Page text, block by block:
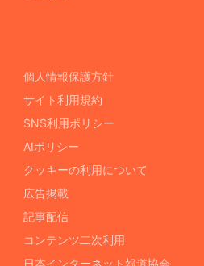
個人情報保護方針
サイト利用規約
SNS利用ポリシー
AIポリシー
クッキーの利用について
広告掲載
記事配信
コンテンツ二次利用
日本インターネット報道協会